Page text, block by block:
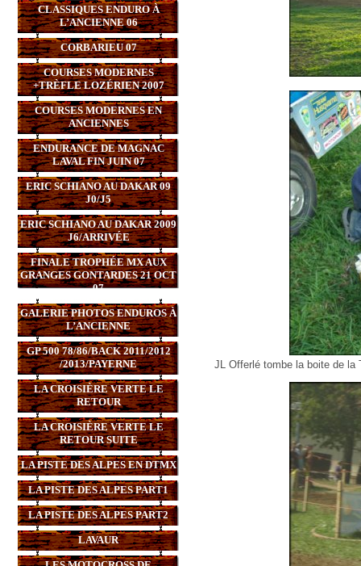
CLASSIQUES ENDURO À
L’ANCIENNE 06
CORBARIEU 07
COURSES MODERNES
+TRÈFLE LOZÉRIEN 2007
COURSES MODERNES EN
ANCIENNES
ENDURANCE DE MAGNAC
LAVAL FIN JUIN 07
ERIC SCHIANO AU DAKAR 09
J0/J5
ERIC SCHIANO AU DAKAR 2009
J6/ARRIVÉE
FINALE TROPHÉE MX AUX
GRANGES GONTARDES 21 OCT
07
GALERIE PHOTOS ENDUROS À
L’ANCIENNE
GP 500 78/86/BACK 2011/2012
/2013/PAYERNE
LA CROISIÈRE VERTE LE
RETOUR
LA CROISIÈRE VERTE LE
RETOUR SUITE
LA PISTE DES ALPES EN DTMX
LA PISTE DES ALPES PART1
LA PISTE DES ALPES PART2
LAVAUR
JL Offerlé tombe la boite de la